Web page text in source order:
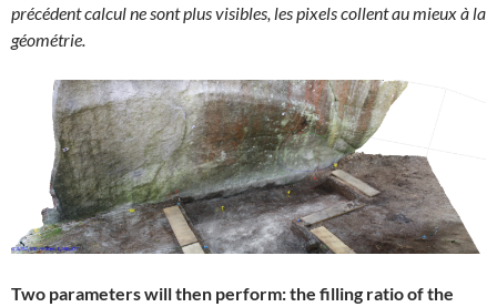
précédent calcul ne sont plus visibles, les pixels collent au mieux à la
géométrie.
Two parameters will then perform: the filling ratio of the